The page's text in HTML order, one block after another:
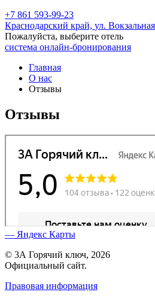
+7 861 593-99-23
Краснодарский край, ул.
Пожалуйста, выберите отель
система онлайн-бронирования
Главная
О нас
Отзывы
Отзывы
— Яндекс Карты
© 3А Горячий ключ, 2026
Официальный сайт.
Правовая информация